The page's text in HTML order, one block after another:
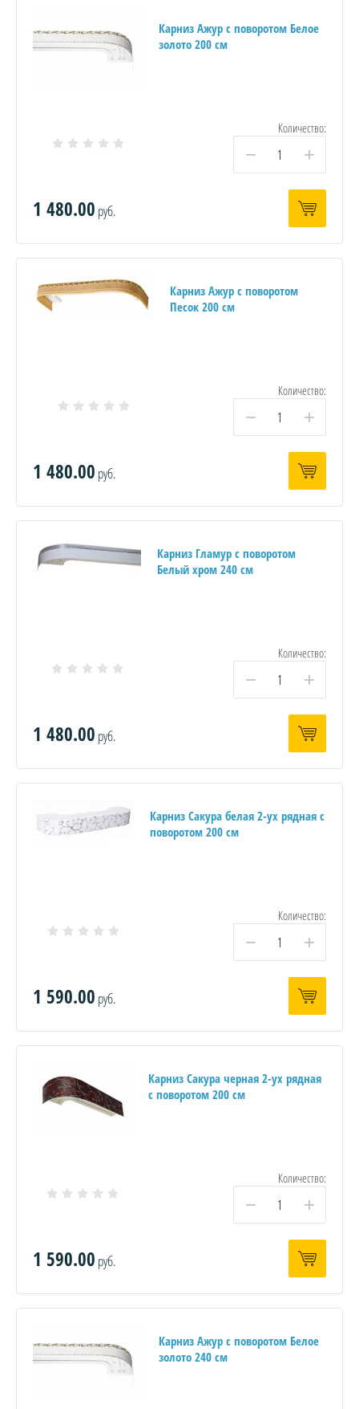
Карниз Ажур с поворотом Белое
золото 200 см
Количество:
− +
1 480.00 руб.
Карниз Ажур с поворотом
Песок 200 см
Количество:
− +
1 480.00 руб.
Карниз Гламур с поворотом
Белый хром 240 см
Количество:
− +
1 480.00 руб.
Карниз Сакура белая 2-ух рядная с
поворотом 200 см
Количество:
− +
1 590.00 руб.
Карниз Сакура черная 2-ух рядная
с поворотом 200 см
Количество:
− +
1 590.00 руб.
Карниз Ажур с поворотом Белое
золото 240 см